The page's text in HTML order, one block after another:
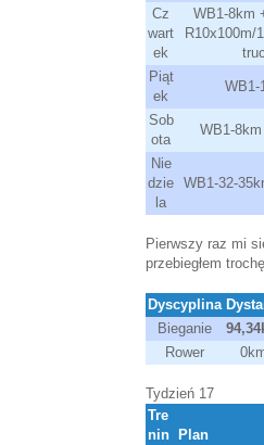
Cz
wart
ek
WB1-8km
R10x100m/
Piąt
ek
WB1-
Sob
ota
WB1-
Nie
dzie
la
WB1-32-
Pierwszy raz mi
przebiegłem
Dyscyplina
Bieganie
Rower
Tydzień 17
Tre
nin
Plan